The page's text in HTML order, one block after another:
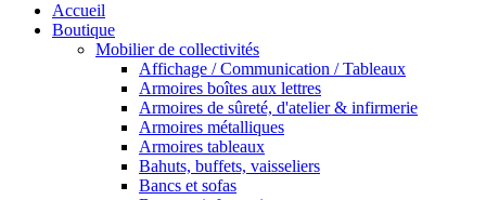
Accueil
Boutique
Mobilier de collectivités
Affichage / Communication / Tableaux
Armoires boîtes aux lettres
Armoires de sûreté, d'atelier & infirmerie
Armoires métalliques
Armoires tableaux
Bahuts, buffets, vaisseliers
Bancs et sofas